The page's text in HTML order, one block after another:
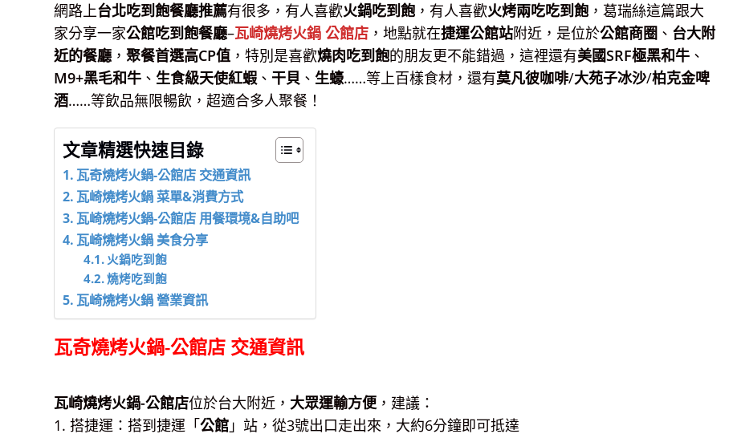
網路上台北吃到飽餐廳推薦有很多，有人喜歡火鍋吃到飽 ，有人喜歡火烤兩吃吃到飽 ，葛瑞絲這篇跟大
家分享一家公館吃到飽餐廳–瓦崎燒烤火鍋 公館店 ，地點就在捷運公館站附近，是位於公館商圈 、 台大附
近的餐廳 ，聚餐首選高CP值 ，特別是喜歡燒肉吃到飽的朋友更不能錯過，這裡還有美國SRF極黑和牛 、
M9+黑毛和牛 、 生食級天使紅蝦 、 干貝 、 生蠔……等上百樣食材，還有莫凡彼咖啡/大苑子冰沙/柏克金啤
酒……等飲品無限暢飲，超適合多人聚餐！
文章精選快速目錄
瓦奇燒烤火鍋-公館店 交通資訊
瓦崎燒烤火鍋 菜單&消費方式
瓦崎燒烤火鍋-公館店 用餐環境&自助吧
瓦崎燒烤火鍋 美食分享
火鍋吃到飽
燒烤吃到飽
瓦崎燒烤火鍋 營業資訊
瓦奇燒烤火鍋-公館店 交通資訊
瓦崎燒烤火鍋-公館店位於台大附近， 大眾運輸方便，建議：
1. 搭捷運：搭到捷運「公館 」站，從3號出口走出來，大約6分鐘即可抵達